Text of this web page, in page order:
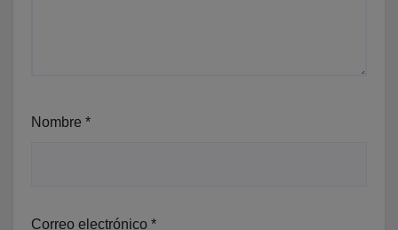
Nombre *
Correo electrónico *